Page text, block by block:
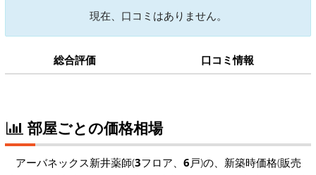
現在、口コミはありません。
総合評価 口コミ情報
部屋ごとの価格相場
アーバネックス新井薬師(3フロア、 6戸)の、新築時価格(販売